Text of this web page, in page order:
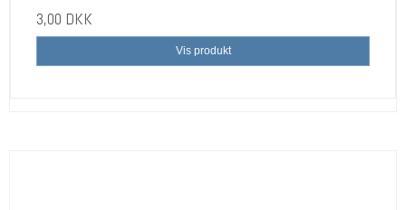
3,00 DKK
Vis produkt